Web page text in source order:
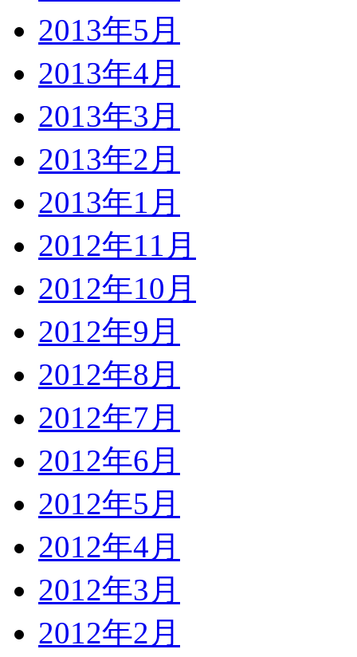
2013年5月
2013年4月
2013年3月
2013年2月
2013年1月
2012年11月
2012年10月
2012年9月
2012年8月
2012年7月
2012年6月
2012年5月
2012年4月
2012年3月
2012年2月